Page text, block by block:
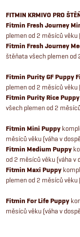
ý
p
s
u
FITMIN KRMIVO PRO
Fitmin Fresh Journey
plemen od 2 měsíců věku
Fitmin Fresh Journey
štěňata všech plemen od
Fitmin Purity GF Puppy
plemen od 2 měsíců
Fitmin Purity Rice Puppy
všech plemen od 2
Fitmin Mini Puppy
měsíců věku (váha v
Fitmin Medium Puppy
od 2 měsíců věku (váha v
Fitmin Maxi Puppy
plemen od 2 měsíců věku
Fitmin For Life Puppy
měsíců věku (váha v